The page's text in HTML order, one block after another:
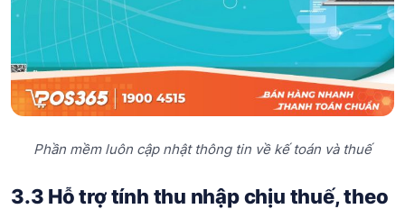
Phần mềm luôn cập nhật thông tin về kế toán và thuế
3.3 Hỗ trợ tính thu nhập chịu thuế, theo